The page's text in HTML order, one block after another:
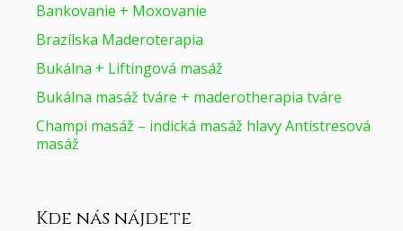
Bankovanie + Moxovanie
Brazílska Maderoterapia
Bukálna + Liftingová masáž
Bukálna masáž tváre + maderotherapia tváre
Champi masáž – indická masáž hlavy Antistresová
masáž
Kde nás nájdete